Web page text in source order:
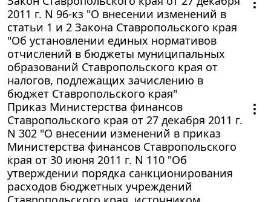
2011 г. N 96-кз "О внесении изменений в
статьи 1 и 2 Закона Ставропольского края
"Об установлении единых нормативов
отчислений в бюджеты муниципальных
образований Ставропольского края от
налогов, подлежащих зачислению в
бюджет Ставропольского края"
Приказ Министерства финансов
Ставропольского края от 27 декабря 2011 г.
N 302 "О внесении изменений в приказ
Министерства финансов Ставропольского
края от 30 июня 2011 г. N 110 "Об
утверждении порядка санкционирования
расходов бюджетных учреждений